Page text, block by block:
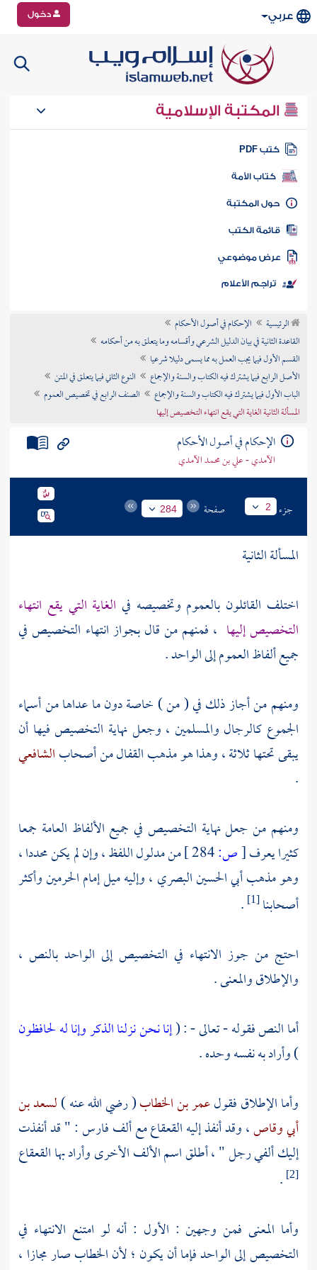
عربي دخول
المكتبة الإسلامية
كتب PDF
كتاب الأمة
المكتبة
الكتب
موضوعي
تراجم الأعلام
الرئيسية
الإحكام في أصول الأحكام
القاعدة الثانية في بيان الدليل الشرعي وأقسامه وما يتعلق به من أحكامه
القسم الأول فيما يجب العمل به مما يسمى دليلا شرعيا
الأصل الرابع فيما يشترك فيه الكتاب والسنة والإجماع
النوع الثاني فيما يتعلق في المتن
الباب الأول فيما يشترك فيه الكتاب والسنة والإجماع
الصنف الرابع في تخصيص العموم
المسألة الثانية الغاية التي يقع انتهاء التخصيص إليها
الإحكام في أصول الأحكام
الآمدي - علي بن محمد الآمدي
جزء 2 صفحة 284
المسألة الثانية
اختلف القائلون بالعموم وتخصيصه في الغاية التي يقع انتهاء
التخصيص إليها ، فمنهم من قال بجواز انتهاء التخصيص في
جميع ألفاظ العموم إلى الواحد .
ومنهم من أجاز ذلك في ( من ) خاصة دون ما عداها من أسماء
الجموع كالرجال والمسلمين ، وجعل نهاية التخصيص فيها أن
يبقى تحتها ثلاثة ، وهذا هو مذهبالقفالمن أصحابالشافعي
.
ومنهم من جعل نهاية التخصيص في جميع الألفاظ العامة جمعا
كثيرا يعرف[ص:
من مدلول اللفظ ، وإن لم يكن محددا ،
وهو مذهبأبي الحسين البصري ، وإليه ميل إمام الحرمين وأكثر
أصحابنا[1]
.
احتج من جوز الانتهاء في التخصيص إلى الواحد بالنص ،
والإطلاق والمعنى .
أما النص فقوله - تعالى - : (إنا نحن نزلنا الذكر وإنا له لحافظون
) وأراد به نفسه وحده .
وأما الإطلاق فقولعمر بن الخطاب( رضي الله عنه )لسعد بن
أبي وقاص، وقد أنفذ إليهالقعقاعمع ألف فارس : " قد أنفذت
إليك ألفي رجل " ، أطلق اسم الألف الأخرى وأراد بهاالقعقاع
[2]
.
وأما المعنى فمن وجهين : الأول : أنه لو امتنع الانتهاء في
التخصيص إلى الواحد فإما أن يكون ؛ لأن الخطاب صار مجازا ،